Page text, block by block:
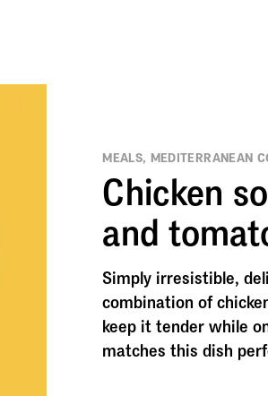
Υγεία &
MEALS, MEDITERRANEAN
Chicken
and
Simply irresistible,
combination of
keep it tender while
matches this dish